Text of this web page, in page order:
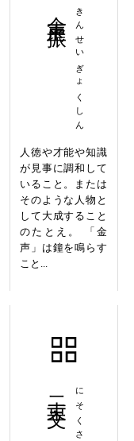
きんせいぎょくしん
人徳や才能や知識
が見事に調和して
いること。または
そのような人物と
して大成すること
のたとえ。 「金
声」は鐘を鳴らす
こと...